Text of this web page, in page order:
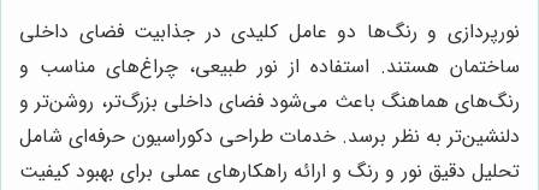
نورپردازی و رنگ‌ها دو عامل کلیدی در جذابیت فضای داخلی
ساختمان هستند. استفاده از نور طبیعی، چراغ‌های مناسب و
رنگ‌های هماهنگ باعث می‌شود فضای داخلی بزرگ‌تر، روشن‌تر و
دلنشین‌تر به نظر برسد. خدمات طراحی دکوراسیون حرفه‌ای شامل
تحلیل دقیق نور و رنگ و ارائه راهکارهای عملی برای بهبود کیفیت